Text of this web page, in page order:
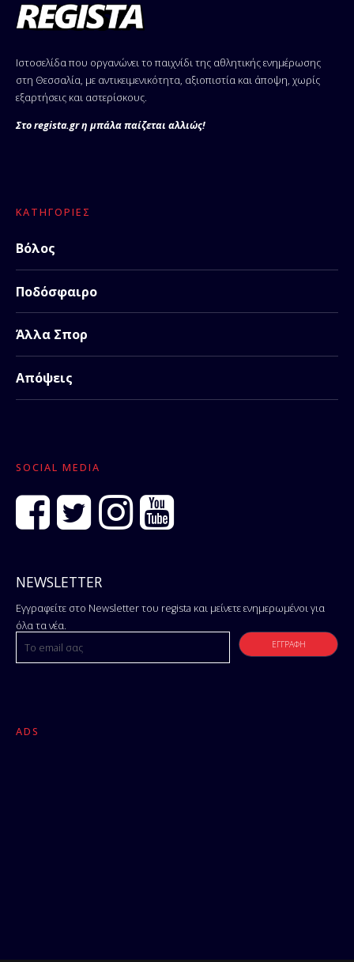
Ιστοσελίδα που οργανώνει το παιχνίδι της αθλητικής ενημέρωσης
στη Θεσσαλία, με αντικειμενικότητα, αξιοπιστία και άποψη, χωρίς
εξαρτήσεις και αστερίσκους.
Στο regista.gr η μπάλα παίζεται αλλιώς!
ΚΑΤΗΓΟΡΊΕΣ
Βόλος
Ποδόσφαιρο
Άλλα Σπορ
Απόψεις
SOCIAL MEDIA
NEWSLETTER
Εγγραφείτε στο Newsletter του regista και μείνετε ενημερωμένοι για
όλα τα νέα.
ADS